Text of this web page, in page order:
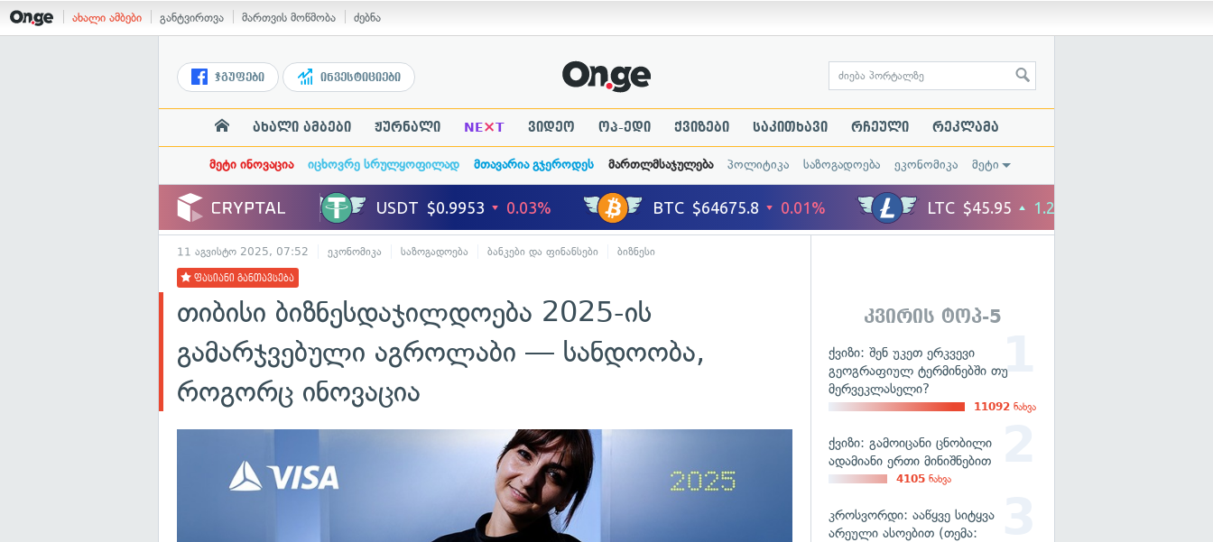
ახალი ამბები განტვირთვა მართვის მოწმობა ძებნა
ჯგუფები ინვესტიციები
ახალი ამბები ჟურნალი NE×T ვიდეო ოპ-ედი ქვიზები საკითხავი რჩეული რეკლამა
მეტი ინოვაცია იცხოვრე სრულყოფილად მთავარია გჯეროდეს მართლმსაჯულება პოლიტიკა საზოგადოება ეკონომიკა მეტი
11 აგვისტო 2025, 07:52 ეკონომიკა საზოგადოება ბანკები და ფინანსები ბიზნესი
ფასიანი განთავსება
თიბისი ბიზნესდაჯილდოება 2025-ის
გამარჯვებული აგროლაბი — სანდოობა,
როგორც ინოვაცია
კვირის ტოპ-5
ქვიზი: შენ უკეთ ერკვევი
გეოგრაფიულ ტერმინებში თუ
მერვეკლასელი?
11092 ნახვა
ქვიზი: გამოიცანი ცნობილი
ადამიანი ერთი მინიშნებით
4105 ნახვა
კროსვორდი: ააწყვე სიტყვა
არეული ასოებით (თემა: